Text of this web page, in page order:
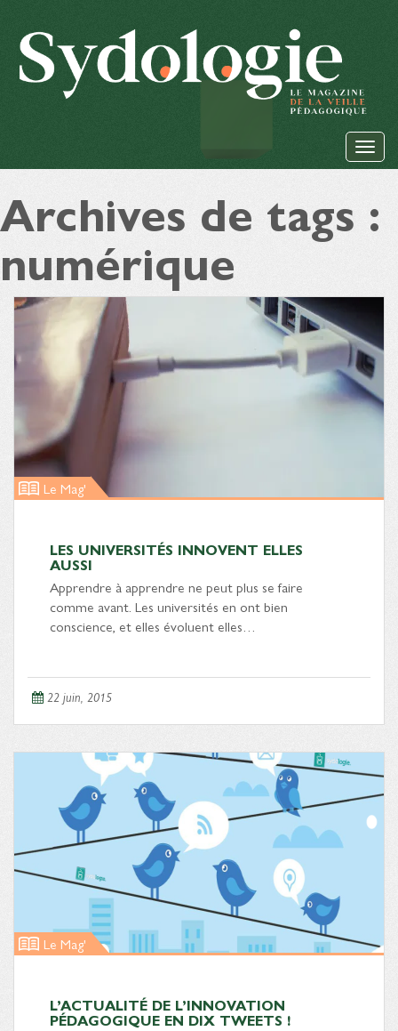
Archives de tags :
numérique
Le Mag'
LES UNIVERSITÉS INNOVENT ELLES
AUSSI
Apprendre à apprendre ne peut plus se faire
comme avant. Les universités en ont bien
conscience, et elles évoluent elles…
22 juin, 2015
Le Mag'
L’ACTUALITÉ DE L’INNOVATION
PÉDAGOGIQUE EN DIX TWEETS !